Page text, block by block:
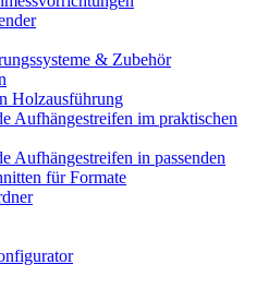
& Zubehör
Holzausführung
Aufhängestreifen im praktischen
Aufhängestreifen in passenden
für Formate